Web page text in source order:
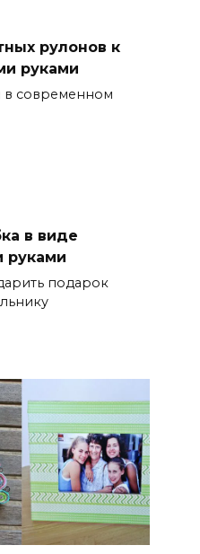
рулонов к
руками
в современном
в виде
руками
подарок